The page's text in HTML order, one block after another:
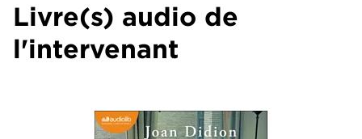
Livre(s) audio de
l'intervenant